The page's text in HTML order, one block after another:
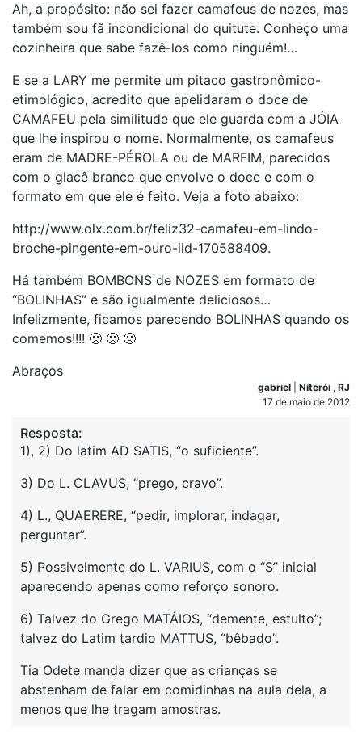
Ah, a propósito: não sei fazer camafeus de nozes, mas
também sou fã incondicional do quitute. Conheço uma
cozinheira que sabe fazê-los como ninguém!…
E se a LARY me permite um pitaco gastronômico-
etimológico, acredito que apelidaram o doce de
CAMAFEU pela similitude que ele guarda com a JÓIA
que lhe inspirou o nome. Normalmente, os camafeus
eram de MADRE-PÉROLA ou de MARFIM, parecidos
com o glacê branco que envolve o doce e com o
formato em que ele é feito. Veja a foto abaixo:
http://www.olx.com.br/feliz32-camafeu-em-lindo-
broche-pingente-em-ouro-iid-170588409.
Há também BOMBONS de NOZES em formato de
“BOLINHAS” e são igualmente deliciosos…
Infelizmente, ficamos parecendo BOLINHAS quando os
comemos!!!! 🙁 🙁 🙁
Abraços
gabriel Niterói , RJ
17 de maio de 2012
Resposta:
1), 2) Do latim AD SATIS, “o suficiente”.
3) Do L. CLAVUS, “prego, cravo”.
4) L., QUAERERE, “pedir, implorar, indagar,
perguntar”.
5) Possivelmente do L. VARIUS, com o “S” inicial
aparecendo apenas como reforço sonoro.
6) Talvez do Grego MATÁIOS, “demente, estulto”;
talvez do Latim tardio MATTUS, “bêbado”.
Tia Odete manda dizer que as crianças se
abstenham de falar em comidinhas na aula dela, a
menos que lhe tragam amostras.